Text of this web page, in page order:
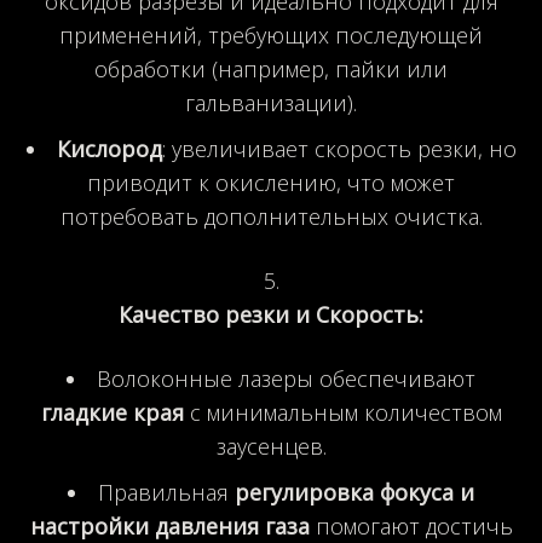
применений, требующих последующей
обработки (например, пайки или
гальванизации).
Кислород: увеличивает скорость резки, но
приводит к окислению, что может
потребовать дополнительных очистка.
Качество резки и Скорость:
Волоконные лазеры обеспечивают
гладкие краяс минимальным количеством
заусенцев.
Правильная регулировка фокуса и
настройки давления газапомогают достичь